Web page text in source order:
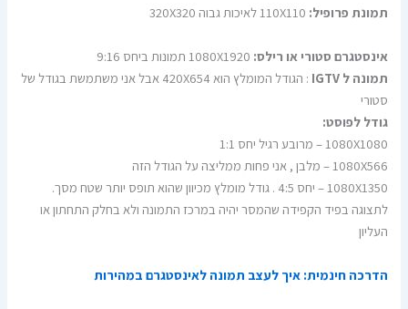
תמונת פרופיל:
אינסטגרם סטורי או רילס:
תמונה ל IGTV
: הגודל המומלץ הוא 420X654 אבל אני משתמשת בגודל של
סטורי
גודל לפוסט:
1080X1080 – מרובע רגיל יחס 1:1
1080X566 – מלבן , אני פחות ממליצה על הגודל הזה
1080X1350 – יחס 4:5 . גודל מומלץ מכיוון שהוא תופס יותר שטח מסך.
לתצוגה בפיד הקפידה שהמסר יהיה במרכז התמונה ולא בחלק התחתון או
העליון
הדרכה חינמית: איך לעצב תמונה לאינסטגרם במהירות